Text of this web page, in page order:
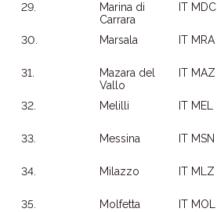
29.
Marina di
Carrara
IT MDC
30.
Marsala IT MRA
31.
Mazara del
Vallo
IT MAZ
32.
Melilli IT MEL
33.
Messina IT MSN
34.
Milazzo IT MLZ
35.
Molfetta IT MOL